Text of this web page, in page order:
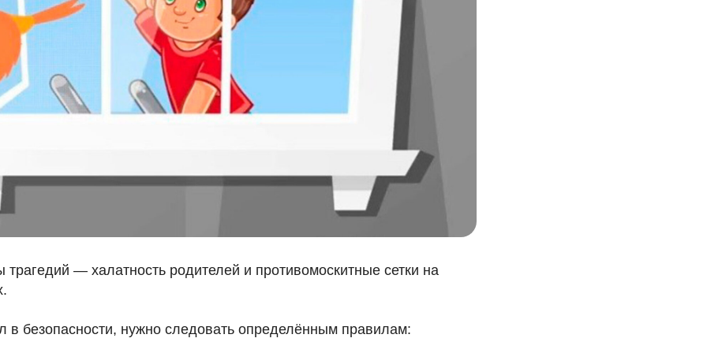
— халатность родителей и противомоскитные сетки на
в безопасности, нужно следовать определённым правилам: